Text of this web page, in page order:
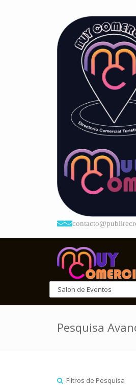
Pesquisa
Filtros de Pesquisa